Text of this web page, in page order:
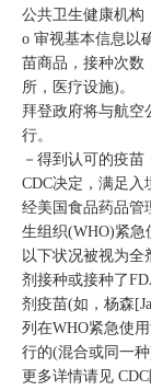
公共卫生健康机构
o 审视基本信息以
苗商品，接种次数
所，医疗设施)。
拜登政府将与航空
行。
－得到认可的疫苗
CDC决定，满足入
经美国食品药品管
生组织(WHO)紧急
以下状况被视为
剂接种或接种了
剂疫苗(如，杨森
列在WHO紧急使
行的(混合或同一种
更多详情请见